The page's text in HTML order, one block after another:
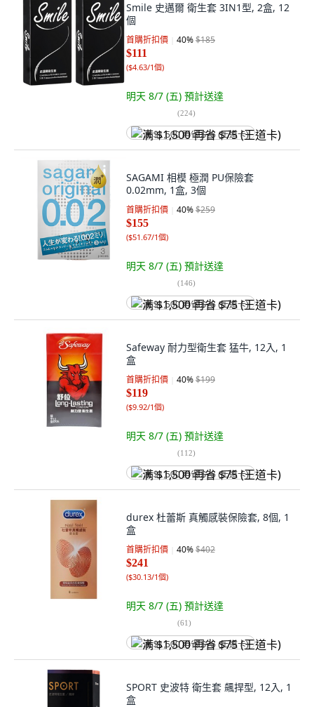
Smile 史邁爾 衛生套 3IN1型, 2盒, 12
個
首購折扣價 40%$185
$111
($4.63/1個)
明天 8/7 (五) 預計送達
(224)
满 $1,500 再省 $75 (王道卡)
SAGAMI 相模 極潤 PU保險套
0.02mm, 1盒, 3個
首購折扣價 40%$259
$155
($51.67/1個)
明天 8/7 (五) 預計送達
(146)
满 $1,500 再省 $75 (王道卡)
Safeway 耐力型衛生套 猛牛, 12入, 1
盒
首購折扣價 40%$199
$119
($9.92/1個)
明天 8/7 (五) 預計送達
(112)
满 $1,500 再省 $75 (王道卡)
durex 杜蕾斯 真觸感裝保險套, 8個, 1
盒
首購折扣價 40%$402
$241
($30.13/1個)
明天 8/7 (五) 預計送達
(61)
满 $1,500 再省 $75 (王道卡)
SPORT 史波特 衛生套 飆捍型, 12入, 1
盒